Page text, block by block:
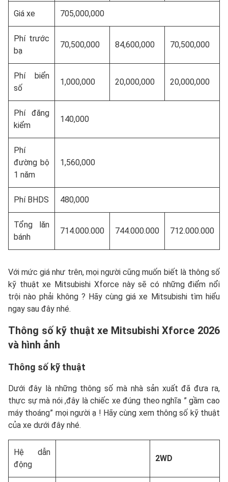
Giá xe 705,000,000
Phí trước
bạ
70,500,000 84,600,000 70,500,000
Phí biển
số
1,000,000 20,000,000 20,000,000
Phí đăng
kiểm
140,000
Phí
đường bộ
1 năm
1,560,000
Phí BHDS 480,000
Tổng lăn
bánh
714.000.000 744.000.000 712.000.000
Với mức giá như trên, mọi người cũng muốn biết là thông số
kỹ thuật xe Mitsubishi Xforce này sẽ có những điểm nổi
trội nào phải không ? Hãy cùng giá xe Mitsubishi tìm hiểu
ngay sau đây nhé.
Thông số kỹ thuật xe Mitsubishi Xforce 2026
và hình ảnh
Thông số kỹ thuật
Dưới đây là những thông số mà nhà sản xuất đã đưa ra,
thực sự mà nói ,đây là chiếc xe đúng theo nghĩa ” gầm cao
máy thoáng” mọi người ạ ! Hãy cùng xem thông số kỹ thuật
của xe dưới đây nhé.
Hệ dẫn
động
2WD